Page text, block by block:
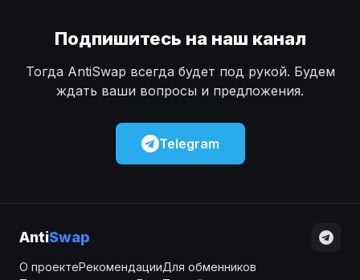
Подпишитесь на наш канал
Тогда AntiSwap всегда будет под рукой. Будем
ждать ваши вопросы и предложения.
Telegram
AntiSwap
О проектеРекомендацииДля обменников